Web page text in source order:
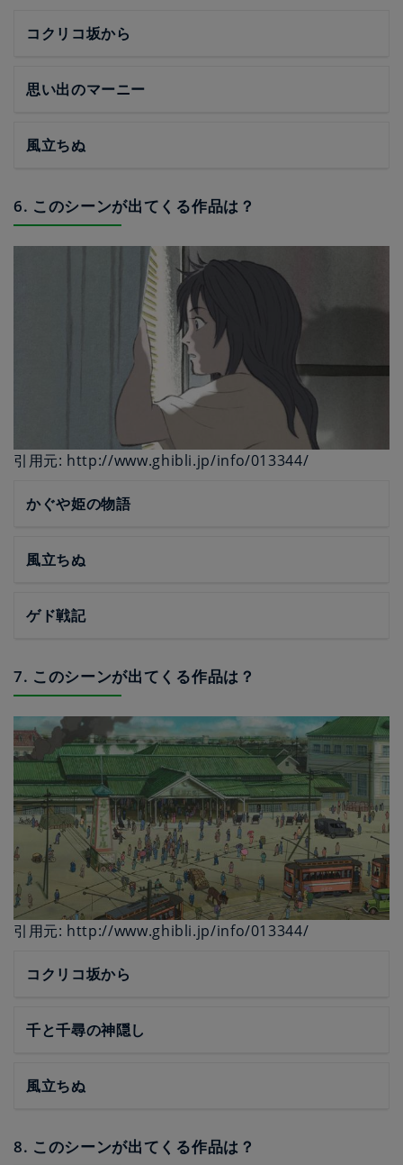
コクリコ坂から
思い出のマーニー
風立ちぬ
6. このシーンが出てくる作品は？
引用元: http://www.ghibli.jp/info/013344/
かぐや姫の物語
風立ちぬ
ゲド戦記
7. このシーンが出てくる作品は？
引用元: http://www.ghibli.jp/info/013344/
コクリコ坂から
千と千尋の神隠し
風立ちぬ
8. このシーンが出てくる作品は？